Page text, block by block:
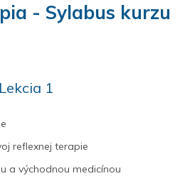
- Sylabus kurzu
1
reflexnej terapie
a východnou medicínou